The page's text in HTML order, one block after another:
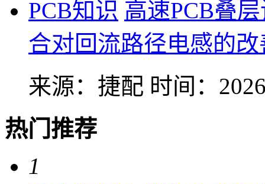
PCB知识 高速PCB叠
合对回流路径电感的改
来源：捷配 时间：
热门推荐
1